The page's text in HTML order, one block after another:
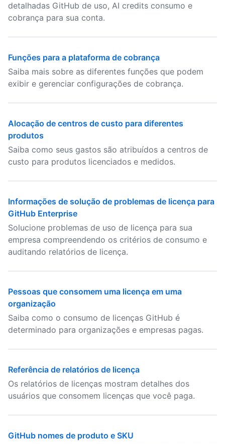
detalhadas GitHub de uso, AI credits consumo e
cobrança para sua conta.
Funções para a plataforma de cobrança
Saiba mais sobre as diferentes funções que podem
exibir e gerenciar configurações de cobrança.
Alocação de centros de custo para diferentes
produtos
Saiba como seus gastos são atribuídos a centros de
custo para produtos licenciados e medidos.
Informações de solução de problemas de licença para
GitHub Enterprise
Solucione problemas de uso de licença para sua
empresa compreendendo os critérios de consumo e
auditando relatórios de licença.
Pessoas que consomem uma licença em uma
organização
Saiba como o consumo de licenças GitHub é
determinado para organizações e empresas pagas.
Referência de relatórios de licença
Os relatórios de licenças mostram detalhes dos
usuários que consomem licenças que você paga.
GitHub nomes de produto e SKU